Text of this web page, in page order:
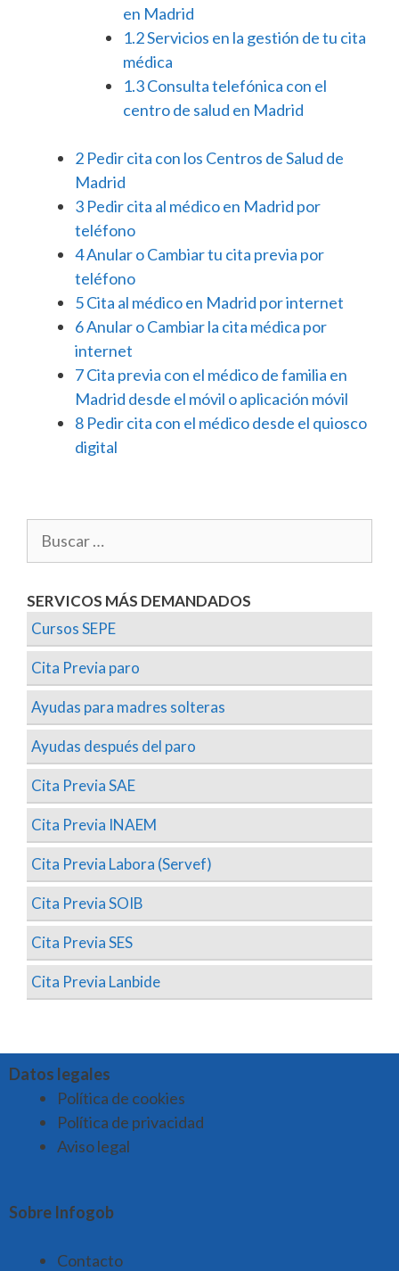
en Madrid
1.2Servicios en la gestión de tu cita
médica
1.3Consulta telefónica con el
centro de salud en Madrid
2 Pedir cita con los Centros de Salud de
Madrid
3 Pedir cita al médico en Madrid por
teléfono
4Anular o Cambiar tu cita previa por
teléfono
5Cita al médico en Madrid por internet
6Anular o Cambiar la cita médica por
internet
7Cita previa con el médico de familia en
Madrid desde el móvil o aplicación móvil
8 Pedir cita con el médico desde el quiosco
digital
SERVICOS MÁS DEMANDADOS
Cursos SEPE
Cita Previa paro
Ayudas para madres solteras
Ayudas después del paro
Cita Previa SAE
Cita Previa INAEM
Cita Previa Labora (Servef)
Cita Previa SOIB
Cita Previa SES
Cita Previa Lanbide
Datos legales
Política de cookies
Política de privacidad
Aviso legal
Sobre Infogob
Contacto